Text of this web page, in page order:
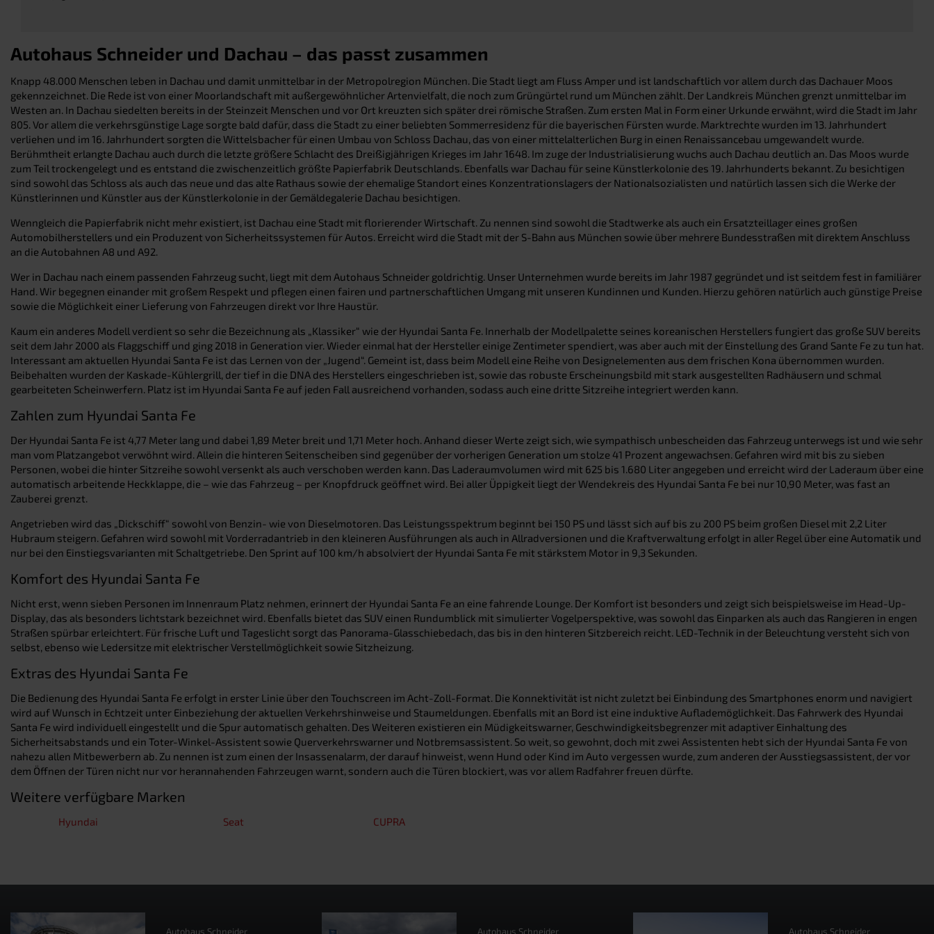
Autohaus Schneider und Dachau – das passt zusammen
Knapp 48.000 Menschen leben in Dachau und damit unmittelbar in der Metropolregion München. Die Stadt liegt am Fluss Amper und ist landschaftlich vor allem durch das Dachauer Moos
gekennzeichnet. Die Rede ist von einer Moorlandschaft mit außergewöhnlicher Artenvielfalt, die noch zum Grüngürtel rund um München zählt. Der Landkreis München grenzt unmittelbar im
Westen an. In Dachau siedelten bereits in der Steinzeit Menschen und vor Ort kreuzten sich später drei römische Straßen. Zum ersten Mal in Form einer Urkunde erwähnt, wird die Stadt im Jahr
805. Vor allem die verkehrsgünstige Lage sorgte bald dafür, dass die Stadt zu einer beliebten Sommerresidenz für die bayerischen Fürsten wurde. Marktrechte wurden im 13. Jahrhundert
verliehen und im 16. Jahrhundert sorgten die Wittelsbacher für einen Umbau von Schloss Dachau, das von einer mittelalterlichen Burg in einen Renaissancebau umgewandelt wurde.
Berühmtheit erlangte Dachau auch durch die letzte größere Schlacht des Dreißigjährigen Krieges im Jahr 1648. Im zuge der Industrialisierung wuchs auch Dachau deutlich an. Das Moos wurde
zum Teil trockengelegt und es entstand die zwischenzeitlich größte Papierfabrik Deutschlands. Ebenfalls war Dachau für seine Künstlerkolonie des 19. Jahrhunderts bekannt. Zu besichtigen
sind sowohl das Schloss als auch das neue und das alte Rathaus sowie der ehemalige Standort eines Konzentrationslagers der Nationalsozialisten und natürlich lassen sich die Werke der
Künstlerinnen und Künstler aus der Künstlerkolonie in der Gemäldegalerie Dachau besichtigen.
Wenngleich die Papierfabrik nicht mehr existiert, ist Dachau eine Stadt mit florierender Wirtschaft. Zu nennen sind sowohl die Stadtwerke als auch ein Ersatzteillager eines großen
Automobilherstellers und ein Produzent von Sicherheitssystemen für Autos. Erreicht wird die Stadt mit der S-Bahn aus München sowie über mehrere Bundesstraßen mit direktem Anschluss
an die Autobahnen A8 und A92.
Wer in Dachau nach einem passenden Fahrzeug sucht, liegt mit dem Autohaus Schneider goldrichtig. Unser Unternehmen wurde bereits im Jahr 1987 gegründet und ist seitdem fest in familiärer
Hand. Wir begegnen einander mit großem Respekt und pflegen einen fairen und partnerschaftlichen Umgang mit unseren Kundinnen und Kunden. Hierzu gehören natürlich auch günstige Preise
sowie die Möglichkeit einer Lieferung von Fahrzeugen direkt vor Ihre Haustür.
Kaum ein anderes Modell verdient so sehr die Bezeichnung als „Klassiker“ wie der Hyundai Santa Fe. Innerhalb der Modellpalette seines koreanischen Herstellers fungiert das große SUV bereits
seit dem Jahr 2000 als Flaggschiff und ging 2018 in Generation vier. Wieder einmal hat der Hersteller einige Zentimeter spendiert, was aber auch mit der Einstellung des Grand Sante Fe zu tun hat.
Interessant am aktuellen Hyundai Santa Fe ist das Lernen von der „Jugend“. Gemeint ist, dass beim Modell eine Reihe von Designelementen aus dem frischen Kona übernommen wurden.
Beibehalten wurden der Kaskade-Kühlergrill, der tief in die DNA des Herstellers eingeschrieben ist, sowie das robuste Erscheinungsbild mit stark ausgestellten Radhäusern und schmal
gearbeiteten Scheinwerfern. Platz ist im Hyundai Santa Fe auf jeden Fall ausreichend vorhanden, sodass auch eine dritte Sitzreihe integriert werden kann.
Zahlen zum Hyundai Santa Fe
Der Hyundai Santa Fe ist 4,77 Meter lang und dabei 1,89 Meter breit und 1,71 Meter hoch. Anhand dieser Werte zeigt sich, wie sympathisch unbescheiden das Fahrzeug unterwegs ist und wie sehr
man vom Platzangebot verwöhnt wird. Allein die hinteren Seitenscheiben sind gegenüber der vorherigen Generation um stolze 41 Prozent angewachsen. Gefahren wird mit bis zu sieben
Personen, wobei die hinter Sitzreihe sowohl versenkt als auch verschoben werden kann. Das Laderaumvolumen wird mit 625 bis 1.680 Liter angegeben und erreicht wird der Laderaum über eine
automatisch arbeitende Heckklappe, die – wie das Fahrzeug – per Knopfdruck geöffnet wird. Bei aller Üppigkeit liegt der Wendekreis des Hyundai Santa Fe bei nur 10,90 Meter, was fast an
Zauberei grenzt.
Angetrieben wird das „Dickschiff“ sowohl von Benzin- wie von Dieselmotoren. Das Leistungsspektrum beginnt bei 150 PS und lässt sich auf bis zu 200 PS beim großen Diesel mit 2,2 Liter
Hubraum steigern. Gefahren wird sowohl mit Vorderradantrieb in den kleineren Ausführungen als auch in Allradversionen und die Kraftverwaltung erfolgt in aller Regel über eine Automatik und
nur bei den Einstiegsvarianten mit Schaltgetriebe. Den Sprint auf 100 km/h absolviert der Hyundai Santa Fe mit stärkstem Motor in 9,3 Sekunden.
Komfort des Hyundai Santa Fe
Nicht erst, wenn sieben Personen im Innenraum Platz nehmen, erinnert der Hyundai Santa Fe an eine fahrende Lounge. Der Komfort ist besonders und zeigt sich beispielsweise im Head-Up-
Display, das als besonders lichtstark bezeichnet wird. Ebenfalls bietet das SUV einen Rundumblick mit simulierter Vogelperspektive, was sowohl das Einparken als auch das Rangieren in engen
Straßen spürbar erleichtert. Für frische Luft und Tageslicht sorgt das Panorama-Glasschiebedach, das bis in den hinteren Sitzbereich reicht. LED-Technik in der Beleuchtung versteht sich von
selbst, ebenso wie Ledersitze mit elektrischer Verstellmöglichkeit sowie Sitzheizung.
Extras des Hyundai Santa Fe
Die Bedienung des Hyundai Santa Fe erfolgt in erster Linie über den Touchscreen im Acht-Zoll-Format. Die Konnektivität ist nicht zuletzt bei Einbindung des Smartphones enorm und navigiert
wird auf Wunsch in Echtzeit unter Einbeziehung der aktuellen Verkehrshinweise und Staumeldungen. Ebenfalls mit an Bord ist eine induktive Auflademöglichkeit. Das Fahrwerk des Hyundai
Santa Fe wird individuell eingestellt und die Spur automatisch gehalten. Des Weiteren existieren ein Müdigkeitswarner, Geschwindigkeitsbegrenzer mit adaptiver Einhaltung des
Sicherheitsabstands und ein Toter-Winkel-Assistent sowie Querverkehrswarner und Notbremsassistent. So weit, so gewohnt, doch mit zwei Assistenten hebt sich der Hyundai Santa Fe von
nahezu allen Mitbewerbern ab. Zu nennen ist zum einen der Insassenalarm, der darauf hinweist, wenn Hund oder Kind im Auto vergessen wurde, zum anderen der Ausstiegsassistent, der vor
dem Öffnen der Türen nicht nur vor herannahenden Fahrzeugen warnt, sondern auch die Türen blockiert, was vor allem Radfahrer freuen dürfte.
Weitere verfügbare Marken
Hyundai Seat CUPRA
Autohaus Schneider Autohaus Schneider Autohaus Schneider